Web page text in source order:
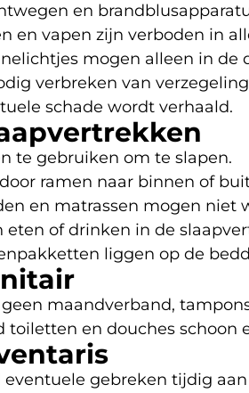
en
en vapen zijn verboden in
mogen alleen in de
verbreken van
schade wordt verhaald.
te gebruiken om te slapen.
ramen naar binnen of
en matrassen mogen niet
eten of drinken in de
liggen op de
geen maandverband,
toiletten en douches schoon
eventuele gebreken tijdig